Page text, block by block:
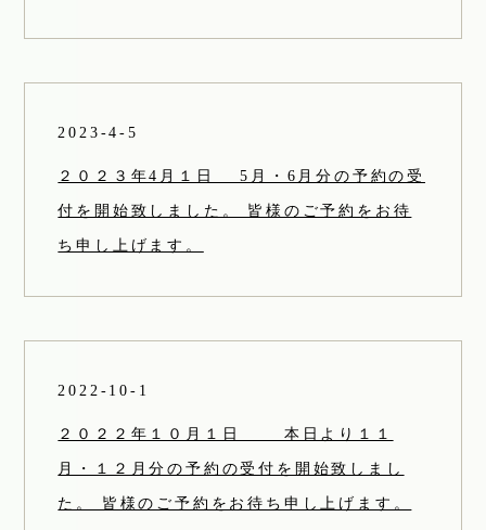
2023-4-5
２０２３年4月１日 5月・6月分の予約の受
付を開始致しました。 皆様のご予約をお待
ち申し上げます。
2022-10-1
２０２２年１０月１日 本日より１１
月・１２月分の予約の受付を開始致しまし
た。 皆様のご予約をお待ち申し上げます。